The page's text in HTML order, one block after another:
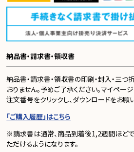
納品書・請求書・領収書
納品書・請求書・領収書の印刷・封入・三つ
おりません。予めご了承ください。マイペ
注文番号をクリックし、ダウンロードをお願
「ご購入履歴」はこちら
※請求書は通常、商品到着後1,2週間ほど
ただけるようになります。